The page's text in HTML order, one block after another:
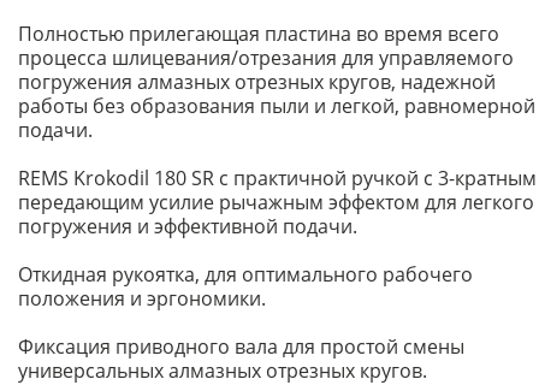
Полностью прилегающая пластина во время всего
процесса шлицевания/отрезания для управляемого
погружения алмазных отрезных кругов, надежной
работы без образования пыли и легкой, равномерной
подачи.
REMS Krokodil 180 SR с практичной ручкой с 3-кратным
передающим усилие рычажным эффектом для легкого
погружения и эффективной подачи.
Откидная рукоятка, для оптимального рабочего
положения и эргономики.
Фиксация приводного вала для простой смены
универсальных алмазных отрезных кругов.